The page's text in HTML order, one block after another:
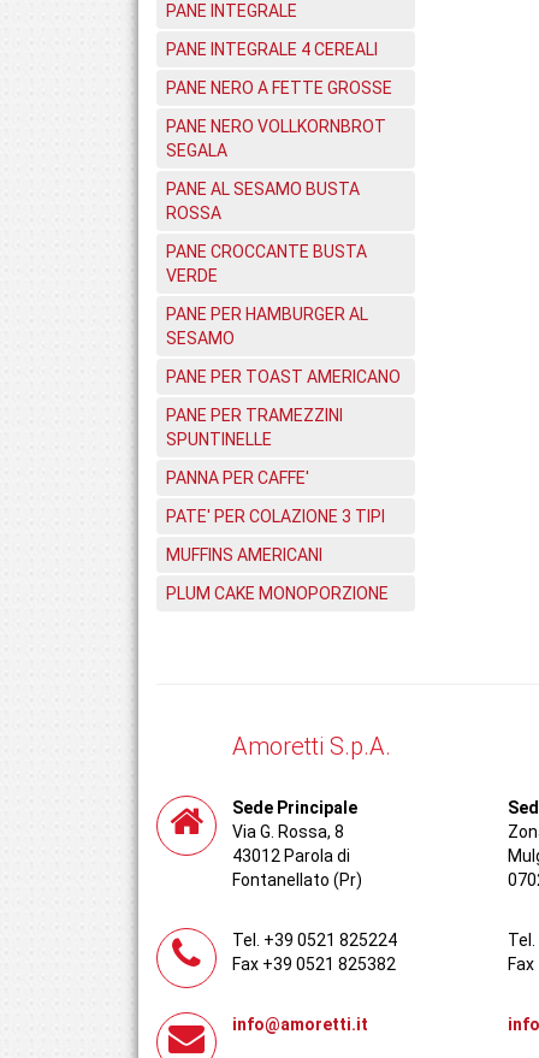
PANE INTEGRALE
PANE INTEGRALE 4 CEREALI
PANE NERO A FETTE GROSSE
PANE NERO VOLLKORNBROT
SEGALA
PANE AL SESAMO BUSTA
ROSSA
PANE CROCCANTE BUSTA
VERDE
PANE PER HAMBURGER AL
SESAMO
PANE PER TOAST AMERICANO
PANE PER TRAMEZZINI
SPUNTINELLE
PANNA PER CAFFE'
PATE' PER COLAZIONE 3 TIPI
MUFFINS AMERICANI
PLUM CAKE MONOPORZIONE
Amoretti S.p.A.
Sede Principale
Via G. Rossa, 8
43012 Parola di
Fontanellato (Pr)
Tel. +39 0521 825224
Fax +39 0521 825382
info@amoretti.it